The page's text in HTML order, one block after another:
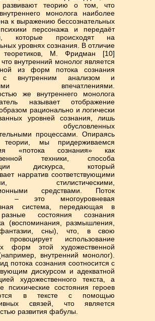
теорию о том, что
монолога наиболее
к выражению бессознательных
персонажа и передаёт
которые происходят на
уровнях сознания. В отличие
теоретиков, М. Фридман [10]
что внутренний монолог является
из форм потока сознания
с внутренним анализом и
впечатлениями.
же внутреннего монолога
называет отображение
рационально и логически
уровней сознания, лишь
обусловленных
процессами. Опираясь
мы придерживаемся
«потока сознания» как
техники, способа
дискурса, который
нарратив соответствующими
стилистическими,
средствами. Поток
– это многоуровневая
система, передающая в
состояния сознания
(воспоминания, размышления,
сны), что, в свою
провоцирует использование
форм этой художественной
внутренний монолог).
потока сознания соотносится с
дискурсом и адекватной
художественного текста, а
психические состояния героев
в тексте с помощью
связей, что является
развития фабулы.